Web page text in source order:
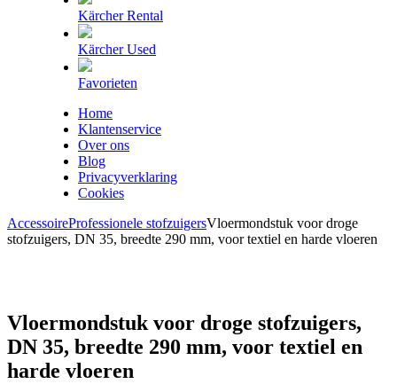
Kärcher Rental
Kärcher Used
Favorieten
Home
Klantenservice
Over ons
Blog
Privacyverklaring
Cookies
AccessoireProfessionele stofzuigersVloermondstuk voor droge
stofzuigers, DN 35, breedte 290 mm, voor textiel en harde vloeren
Vloermondstuk voor droge stofzuigers,
DN 35, breedte 290 mm, voor textiel en
harde vloeren